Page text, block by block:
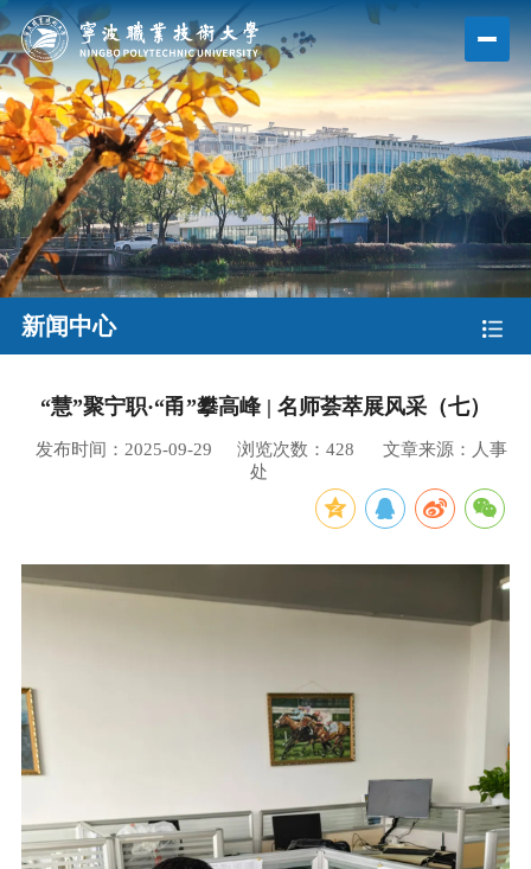
新闻中心
“慧”聚宁职·“甬”攀高峰 | 名师荟萃展风采（七）
发布时间：2025-09-29 浏览次数： 428
文章来源：人事
处